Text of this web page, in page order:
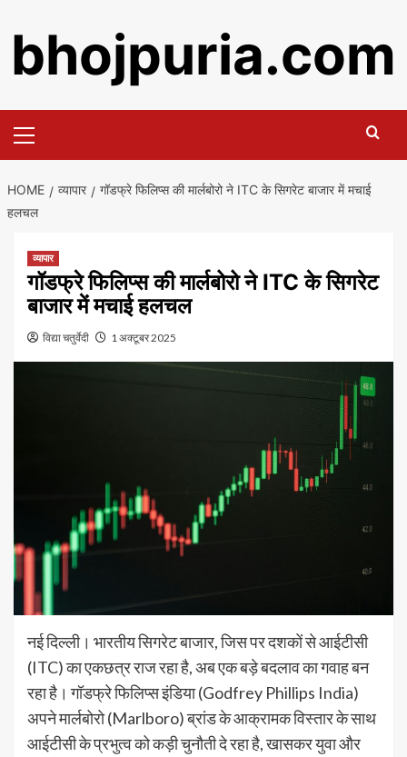
content
bhojpuria.com
Menu
HOME व्यापार
गॉडफ्रे फिलिप्स की मार्लबोरो ने ITC के सिगरेट बाजार में मचाई
हलचल
व्यापार
गॉडफ्रे फिलिप्स की मार्लबोरो ने ITC के सिगरेट
बाजार में मचाई हलचल
विद्या चतुर्वेदी 1 अक्टूबर 2025
नई दिल्ली। भारतीय सिगरेट बाजार, जिस पर दशकों से आईटीसी
(ITC) का एकछत्र राज रहा है, अब एक बड़े बदलाव का गवाह बन
रहा है। गॉडफ्रे फिलिप्स इंडिया (Godfrey Phillips India)
अपने मार्लबोरो (Marlboro) ब्रांड के आक्रामक विस्तार के साथ
आईटीसी के प्रभुत्व को कड़ी चुनौती दे रहा है, खासकर युवा और